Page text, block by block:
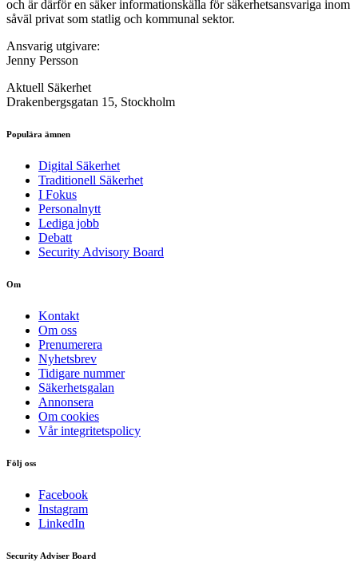
och är därför en säker informationskälla för säkerhets­ansvariga inom
såväl privat som statlig och kommunal sektor.
Ansvarig utgivare:
Jenny Persson
Aktuell Säkerhet
Drakenbergsgatan 15, Stockholm
Populära ämnen
Digital Säkerhet
Traditionell Säkerhet
I Fokus
Personalnytt
Lediga jobb
Debatt
Security Advisory Board
Om
Kontakt
Om oss
Prenumerera
Nyhetsbrev
Tidigare nummer
Säkerhetsgalan
Annonsera
Om cookies
Vår integritetspolicy
Följ oss
Facebook
Instagram
LinkedIn
Security Adviser Board